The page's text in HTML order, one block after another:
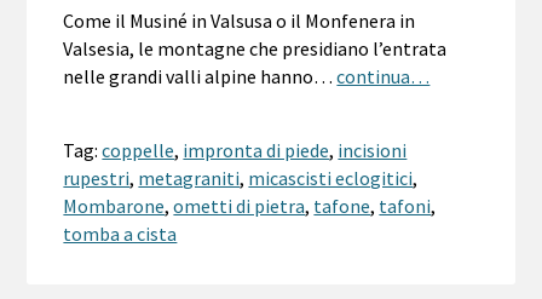
Come il Musiné in Valsusa o il Monfenera in
Valsesia, le montagne che presidiano l’entrata
nelle grandi valli alpine hanno…continua…
Tag:coppelle, impronta di piede, incisioni
rupestri, metagraniti, micascisti eclogitici,
Mombarone,ometti di pietra, tafone, tafoni,
tomba a cista